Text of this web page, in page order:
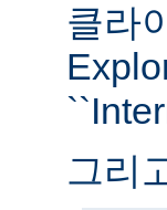
클라
그리